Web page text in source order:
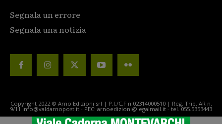
Segnala un errore
Segnala una notizia
Copyright 2022 © Arno Edizioni srl | P.I./C.F n.02314000510 | Reg. Trib. AR n.
9/11 info@valdarnopost.it - PEC: arnoedizioni@legalmail.it - tel. 055.5353443